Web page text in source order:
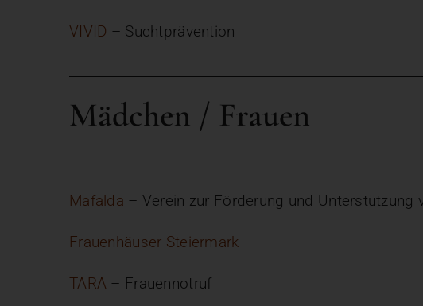
VIVID – Suchtprävention
Mädchen / Frauen
Mafalda – Verein zur Förderung und Unterstützung
Frauenhäuser Steiermark
TARA – Frauennotruf